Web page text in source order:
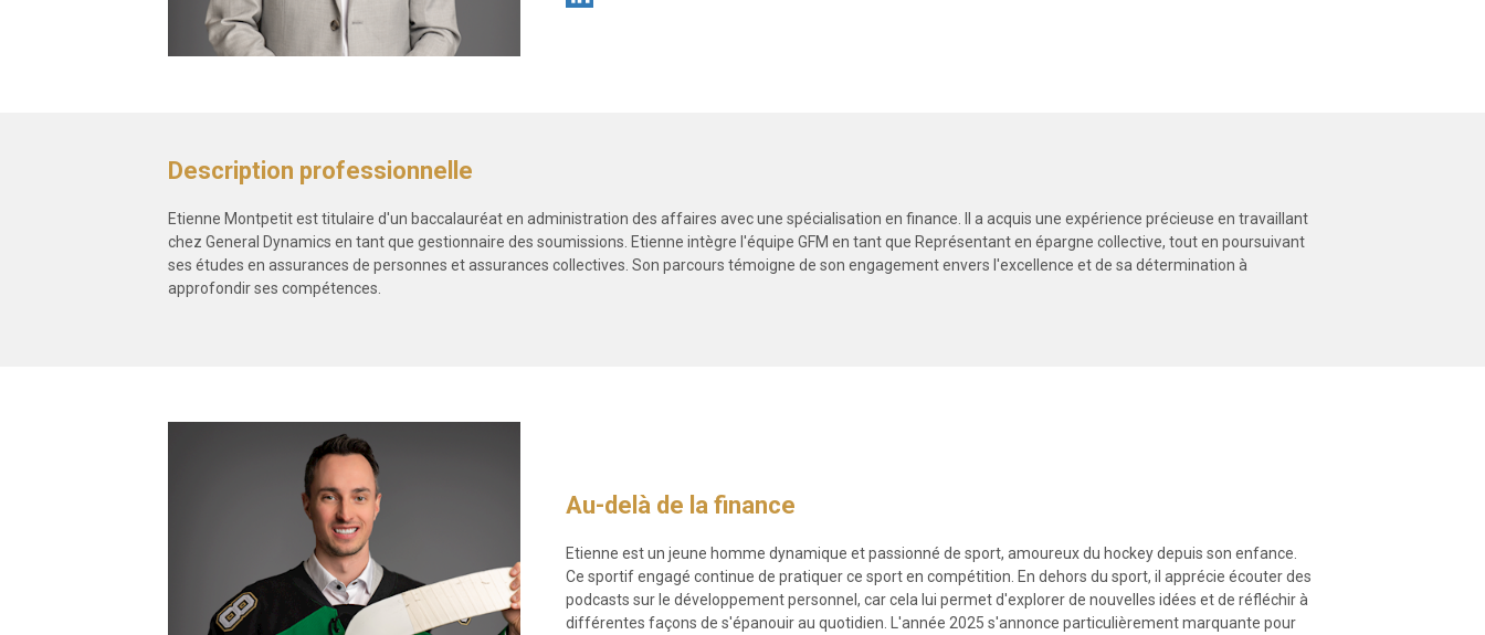
Description professionnelle
Etienne Montpetit est titulaire d'un baccalauréat en administration des affaires avec une spécialisation en finance. Il a acquis une expérience précieuse en travaillant
chez General Dynamics en tant que gestionnaire des soumissions. Etienne intègre l'équipe GFM en tant que Représentant en épargne collective, tout en poursuivant
ses études en assurances de personnes et assurances collectives. Son parcours témoigne de son engagement envers l'excellence et de sa détermination à
approfondir ses compétences.
Au-delà de la finance
Etienne est un jeune homme dynamique et passionné de sport, amoureux du hockey depuis son enfance.
Ce sportif engagé continue de pratiquer ce sport en compétition. En dehors du sport, il apprécie écouter des
podcasts sur le développement personnel, car cela lui permet d'explorer de nouvelles idées et de réfléchir à
différentes façons de s'épanouir au quotidien. L'année 2025 s'annonce particulièrement marquante pour